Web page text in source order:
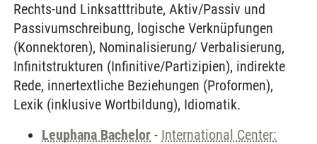
Rechts-und Linksatttribute, Aktiv/Passiv und
Passivumschreibung, logische Verknüpfungen
(Konnektoren), Nominalisierung/ Verbalisierung,
Infinitstrukturen (Infinitive/Partizipien), indirekte
Rede, innertextliche Beziehungen (Proformen),
Lexik (inklusive Wortbildung), Idiomatik.
Leuphana Bachelor - International Center: